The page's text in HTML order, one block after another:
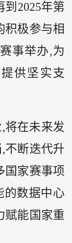
2025年第
积极参与相
事举办,为
供坚实支
将在未来发
不断迭代升
国家赛事项
的数据中心
赋能国家重